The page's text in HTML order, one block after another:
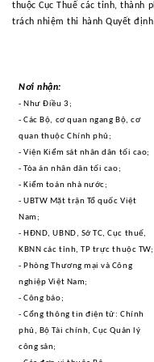
thuộc Cục Thuế các tỉnh, thành
trách nhiệm thi hành Quyết
Nơi nhận:
- Như Điều 3;
- Các Bộ, cơ quan ngang Bộ, cơ
quan thuộc Chính phủ;
- Viện Kiểm sát nhân dân tối cao;
- Tòa án nhân dân tối cao;
- Kiểm toán nhà nước;
- UBTW Mặt trận Tổ quốc Việt
Nam;
- HĐND, UBND, Sở TC, Cục thuế,
KBNN các tỉnh, TP trực thuộc TW;
- Phòng Thươngmại và Công
nghiệp Việt Nam;
- Công báo;
- Cổng thông tin điện tử: Chính
phủ, Bộ Tài chính, Cục Quản lý
công sản;